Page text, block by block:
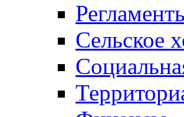
Сельское